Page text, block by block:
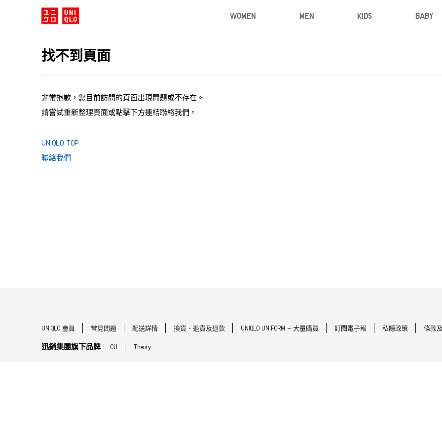
WOMEN MEN KIDS BABY
找不到頁面
非常抱歉，您目前訪問的頁面出現問題或不存在。
請嘗試重新整理頁面或點擊下方連結聯絡我們。
UNIQLO TOP
聯絡我們
UNIQLO 會員 常見問題 配送詳情 換貨、退貨及退款 UNIQLO UNIFORM - 大量購買 訂閱電子報 私隱政策 條款
迅銷集團旗下品牌 GU Theory